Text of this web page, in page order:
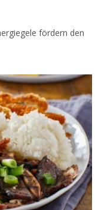
fördern den